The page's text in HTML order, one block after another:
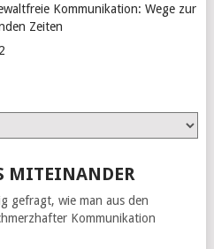
Kommunikation: Wege zur
Zeiten
MITEINANDER
gefragt, wie man aus den
Kommunikation